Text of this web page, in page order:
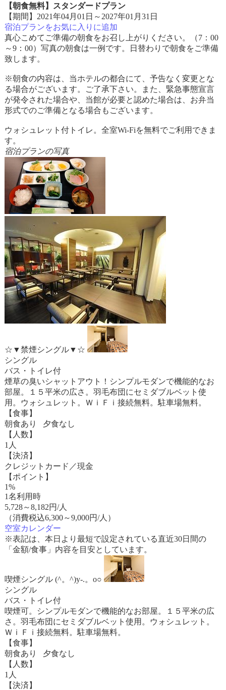
【朝食無料】スタンダードプラン
【期間】2021年04月01日～2027年01月31日
宿泊プランをお気に入りに追加
真心こめてご準備の朝食をお召し上がりください。（7：00
～9：00）写真の朝食は一例です。日替わりで朝食をご準備
致します。
※朝食の内容は、当ホテルの都合にて、予告なく変更とな
る場合がございます。ご了承下さい。また、緊急事態宣言
が発令された場合や、当館が必要と認めた場合は、お弁当
形式でのご準備となる場合もございます。
ウォシュレット付トイレ。全室Wi-Fiを無料でご利用できま
す。
宿泊プランの写真
☆▼禁煙シングル▼☆
シングル
バス・トイレ付
煙草の臭いシャットアウト！シンプルモダンで機能的なお
部屋。１５平米の広さ。羽毛布団にセミダブルベット使
用。ウォシュレット。ＷｉＦｉ接続無料。駐車場無料。
【食事】
朝食あり 夕食なし
【人数】
1人
【決済】
クレジットカード／現金
【ポイント】
1%
1名利用時
5,728～8,182円/人
（消費税込6,300～9,000円/人）
空室カレンダー
※表記は、本日より最短で設定されている直近30日間の
「金額/食事」内容を目安としています。
喫煙シングル (^。^)y-.。o○
シングル
バス・トイレ付
喫煙可。シンプルモダンで機能的なお部屋。１５平米の広
さ。羽毛布団にセミダブルベット使用。ウォシュレット。
ＷｉＦｉ接続無料。駐車場無料。
【食事】
朝食あり 夕食なし
【人数】
1人
【決済】